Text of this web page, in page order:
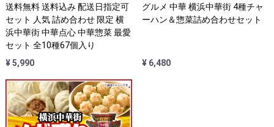
送料無料 送料込み 配送日指定可
セット 人気 詰め合わせ 限定 横
浜中華街 中華点心 中華惣菜 最愛
セット 全10種67個入り
¥ 5,990
グルメ 中華 横浜中華街 4種チャ
ーハン＆惣菜詰め合わせセット
¥ 6,480